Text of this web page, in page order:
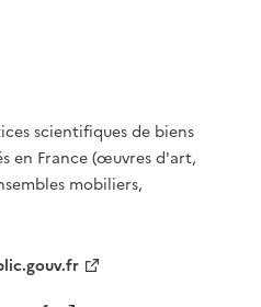
scientifiques de biens
en France (œuvres d'art,
mobiliers,